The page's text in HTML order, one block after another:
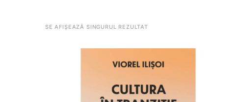
SE AFIȘEAZĂ SINGURUL REZULTAT